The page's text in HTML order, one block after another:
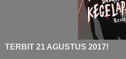
TERBIT 21 AGUSTUS 2017!